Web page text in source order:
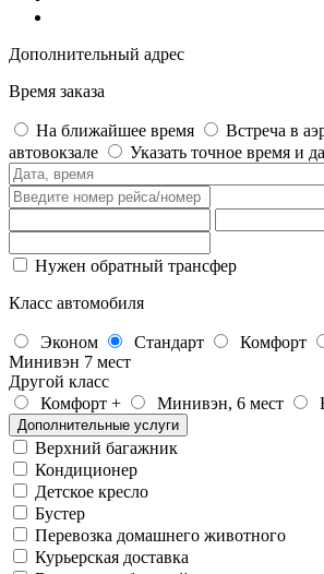
Дополнительный адрес
Время заказа
На ближайшее время
Встреча в
автовокзале
Указать точное время и
Нужен обратный трансфер
Класс автомобиля
Эконом Стандарт Комфорт
Минивэн 7 мест
Другой класс
Комфорт +
Минивэн, 6 мест
Дополнительные услуги
Верхний багажник
Кондиционер
Детское кресло
Бустер
Перевозка домашнего животного
Курьерская доставка